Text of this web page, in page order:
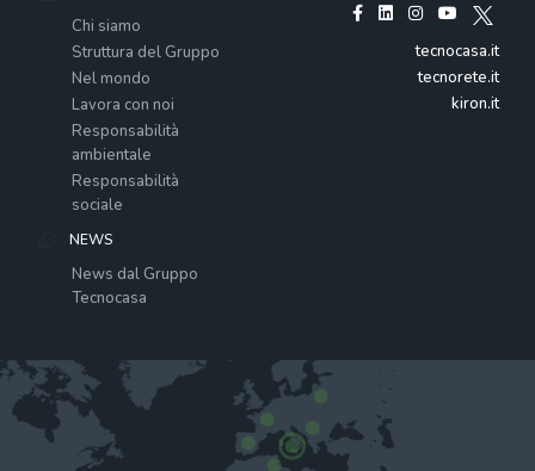
Chi siamo
Struttura del Gruppo
Nel mondo
Lavora con noi
Responsabilità
ambientale
Responsabilità
sociale
NEWS
News dal Gruppo
Tecnocasa
tecnocasa.it
tecnorete.it
kiron.it